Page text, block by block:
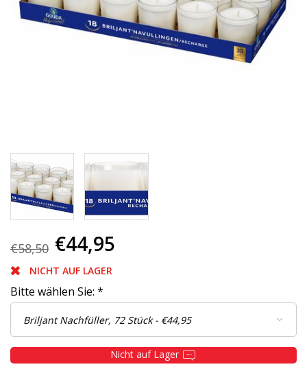
€58,50 €44,95
NICHT AUF LAGER
Bitte wählen Sie: *
Nicht auf Lager